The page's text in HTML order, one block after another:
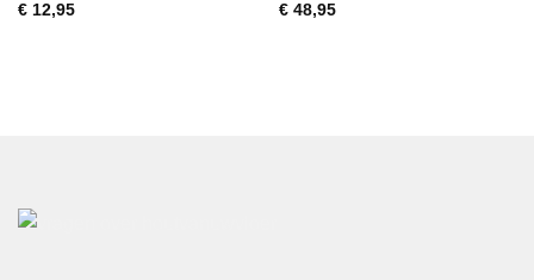
€12,95
€48,95